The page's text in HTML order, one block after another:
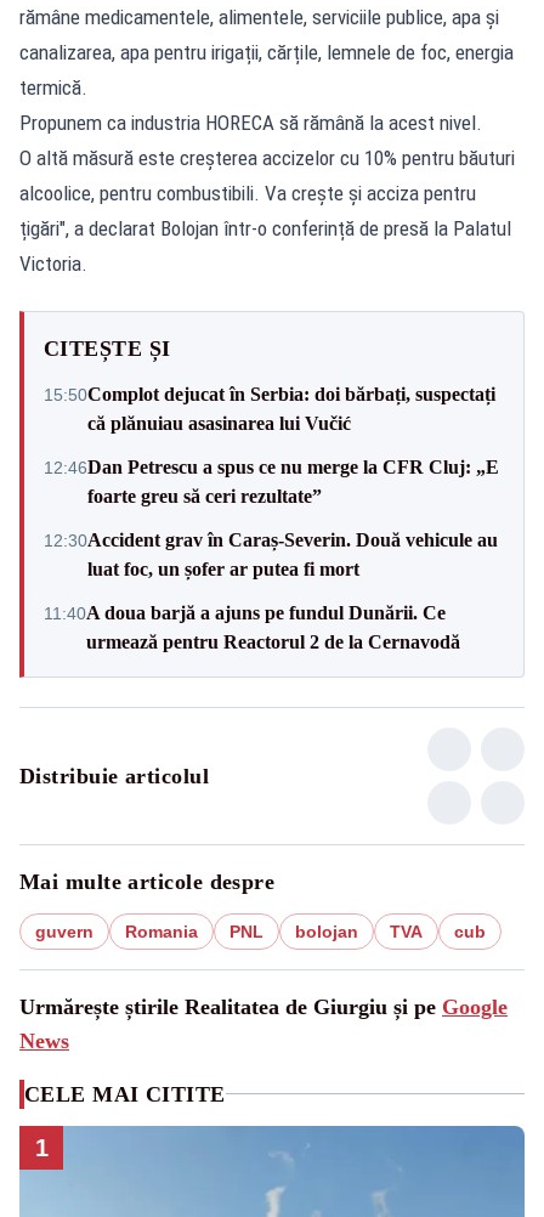
rămâne medicamentele, alimentele, serviciile publice, apa și
canalizarea, apa pentru irigații, cărțile, lemnele de foc, energia
termică.
Propunem ca industria HORECA să rămână la acest nivel.
O altă măsură este creșterea accizelor cu 10% pentru băuturi
alcoolice, pentru combustibili. Va crește și acciza pentru
țigări", a declarat Bolojan într-o conferință de presă la Palatul
Victoria.
CITEȘTE ȘI
15:50Complot dejucat în Serbia: doi bărbați, suspectați
că plănuiau asasinarea lui Vučić
12:46Dan Petrescu a spus ce nu merge la CFR Cluj: „E
foarte greu să ceri rezultate”
12:30Accident grav în Caraș-Severin. Două vehicule au
luat foc, un șofer ar putea fi mort
11:40A doua barjă a ajuns pe fundul Dunării. Ce
urmează pentru Reactorul 2 de la Cernavodă
Distribuie articolul
Mai multe articole despre
guvern Romania PNL bolojan TVA cub
Urmărește știrile Realitatea de Giurgiu și pe Google
News
CELE MAI CITITE
1